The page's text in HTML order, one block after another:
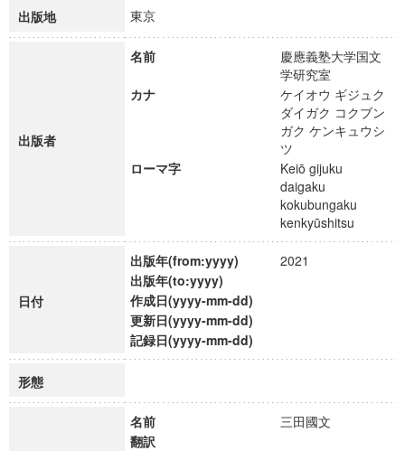
出版地 東京
出版者
名前
慶應義塾大学国文
学研究室
カナ
ケイオウ ギジュク
ダイガク コクブン
ガク ケンキュウシ
ツ
ローマ字
Keiō gijuku
daigaku
kokubungaku
kenkyūshitsu
日付
出版年(from:yyyy)
2021
出版年(to:yyyy)
作成日(yyyy-mm-dd)
更新日(yyyy-mm-dd)
記録日(yyyy-mm-dd)
形態
名前
三田國文
翻訳